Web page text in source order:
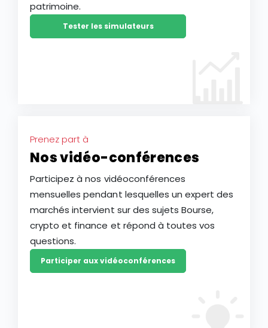
patrimoine.
Tester les simulateurs
Prenez part à
Nos vidéo-conférences
Participez à nos vidéoconférences
mensuelles pendant lesquelles un expert des
marchés intervient sur des sujets Bourse,
crypto et finance et répond à toutes vos
questions.
Participer aux vidéoconférences